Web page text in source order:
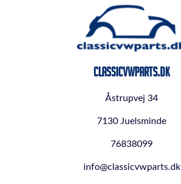
ClassicVWParts.dk
Åstrupvej 34
7130 Juelsminde
76838099
info@classicvwparts.dk